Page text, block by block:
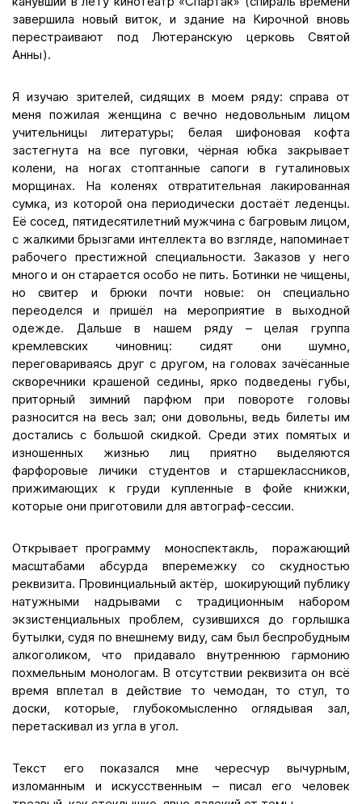
завершила новый виток, и здание на Кирочной вновь
перестраивают под Лютеранскую церковь Святой
Анны).
Я изучаю зрителей, сидящих в моем ряду: справа от
меня пожилая женщина с вечно недовольным лицом
учительницы литературы; белая шифоновая кофта
застегнута на все пуговки, чёрная юбка закрывает
колени, на ногах стоптанные сапоги в гуталиновых
морщинах. На коленях отвратительная лакированная
сумка, из которой она периодически достаёт леденцы.
Её сосед, пятидесятилетний мужчина с багровым лицом,
с жалкими брызгами интеллекта во взгляде, напоминает
рабочего престижной специальности. Заказов у него
много и он старается особо не пить. Ботинки не чищены,
но свитер и брюки почти новые: он специально
переоделся и пришёл на мероприятие в выходной
одежде. Дальше в нашем ряду – целая группа
кремлевских чиновниц: сидят они шумно,
переговариваясь друг с другом, на головах зачёсанные
скворечники крашеной седины, ярко подведены губы,
приторный зимний парфюм при повороте головы
разносится на весь зал; они довольны, ведь билеты им
достались с большой скидкой. Среди этих помятых и
изношенных жизнью лиц приятно выделяются
фарфоровые личики студентов и старшеклассников,
прижимающих к груди купленные в фойе книжки,
которые они приготовили для автограф-сессии.
Открывает программу моноспектакль, поражающий
масштабами абсурда вперемежку со скудностью
реквизита. Провинциальный актёр, шокирующий публику
натужными надрывами с традиционным набором
экзистенциальных проблем, сузившихся до горлышка
бутылки, судя по внешнему виду, сам был беспробудным
алкоголиком, что придавало внутреннюю гармонию
похмельным монологам. В отсутствии реквизита он всё
время вплетал в действие то чемодан, то стул, то
доски, которые, глубокомысленно оглядывая зал,
перетаскивал из угла в угол.
Текст его показался мне чересчур вычурным,
изломанным и искусственным – писал его человек